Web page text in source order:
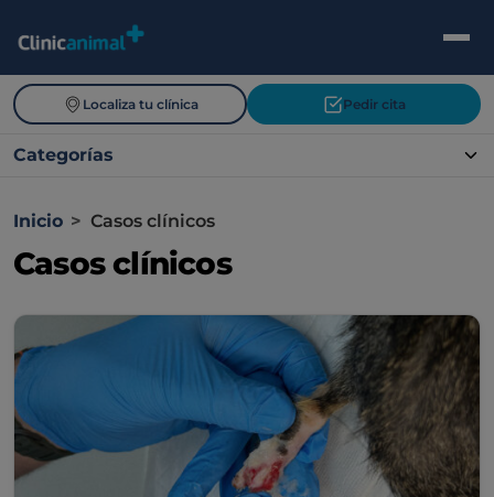
Localiza tu clínica Pedir cita
Categorías
Inicio > Casos clínicos
Casos clínicos